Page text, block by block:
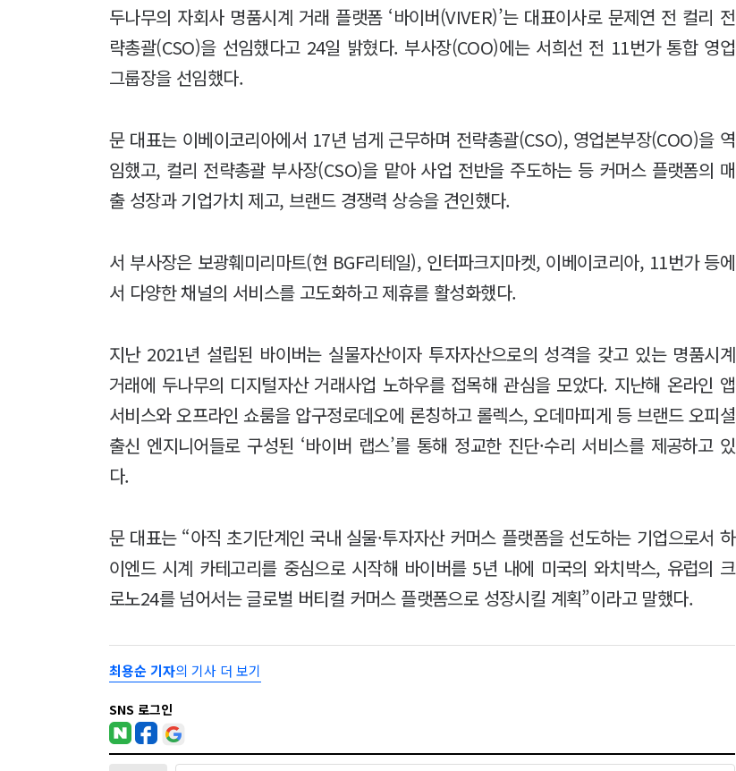
두나무의 자회사 명품시계 거래 플랫폼 ‘바이버(VIVER)’는 대표이사로 문제연 전 컬리 전
략총괄(CSO)을 선임했다고 24일 밝혔다. 부사장(COO)에는 서희선 전 11번가 통합 영업
그룹장을 선임했다.
문 대표는 이베이코리아에서 17년 넘게 근무하며 전략총괄(CSO), 영업본부장(COO)을 역
임했고, 컬리 전략총괄 부사장(CSO)을 맡아 사업 전반을 주도하는 등 커머스 플랫폼의 매
출 성장과 기업가치 제고, 브랜드 경쟁력 상승을 견인했다.
서 부사장은 보광훼미리마트(현 BGF리테일), 인터파크지마켓, 이베이코리아, 11번가 등에
서 다양한 채널의 서비스를 고도화하고 제휴를 활성화했다.
지난 2021년 설립된 바이버는 실물자산이자 투자자산으로의 성격을 갖고 있는 명품시계
거래에 두나무의 디지털자산 거래사업 노하우를 접목해 관심을 모았다. 지난해 온라인 앱
서비스와 오프라인 쇼룸을 압구정로데오에 론칭하고 롤렉스, 오데마피게 등 브랜드 오피셜
출신 엔지니어들로 구성된 ‘바이버 랩스’를 통해 정교한 진단·수리 서비스를 제공하고 있
다.
문 대표는 “아직 초기단계인 국내 실물·투자자산 커머스 플랫폼을 선도하는 기업으로서 하
이엔드 시계 카테고리를 중심으로 시작해 바이버를 5년 내에 미국의 와치박스, 유럽의 크
로노24를 넘어서는 글로벌 버티컬 커머스 플랫폼으로 성장시킬 계획”이라고 말했다.
최용순 기자의 기사 더 보기
SNS 로그인